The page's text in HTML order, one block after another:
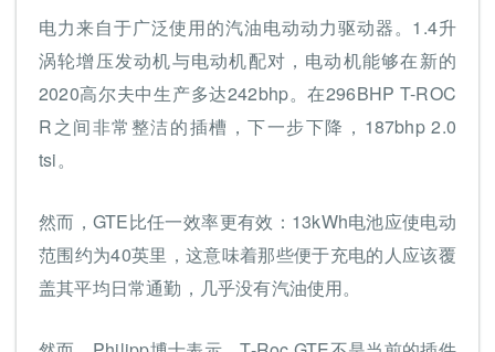
电力来自于广泛使用的汽油电动动力驱动器。1.4升
涡轮增压发动机与电动机配对，电动机能够在新的
2020高尔夫中生产多达242bhp。在296BHP T-ROC
R之间非常整洁的插槽，下一步下降，187bhp 2.0
tsi。
然而，GTE比任一效率更有效：13kWh电池应使电动
范围约为40英里，这意味着那些便于充电的人应该覆
盖其平均日常通勤，几乎没有汽油使用。